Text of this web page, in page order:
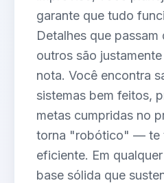
garante que tudo
Detalhes que
outros são
nota. Você encontra
sistemas bem feitos,
metas cumpridas no
torna "robótico" — te
eficiente. Em
base sólida que